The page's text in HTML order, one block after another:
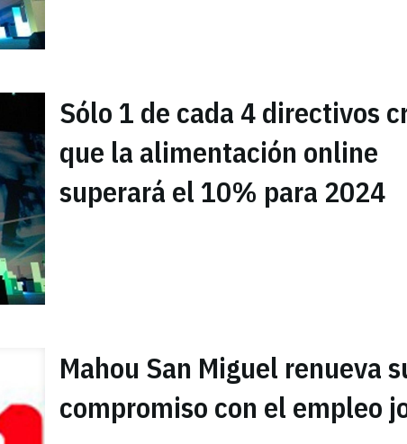
Sólo 1 de cada 4 directivos
que la alimentación online
superará el 10% para 2024
Mahou San Miguel renueva
compromiso con el empleo